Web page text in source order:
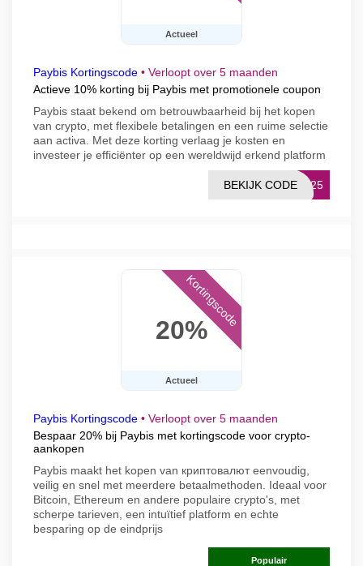
Actueel
Paybis Kortingscode • Verloopt over 5 maanden
Actieve 10% korting bij Paybis met promotionele coupon
Paybis staat bekend om betrouwbaarheid bij het kopen
van crypto, met flexibele betalingen en een ruime selectie
aan activa. Met deze korting verlaag je kosten en
investeer je efficiënter op een wereldwijd erkend platform
T125
BEKIJK CODE
20%
Actueel
Kortingscode
Paybis Kortingscode • Verloopt over 5 maanden
Bespaar 20% bij Paybis met kortingscode voor crypto-
aankopen
Paybis maakt het kopen van криптовалют eenvoudig,
veilig en snel met meerdere betaalmethoden. Ideaal voor
Bitcoin, Ethereum en andere populaire crypto's, met
scherpe tarieven, een intuïtief platform en echte
besparing op de eindprijs
Populair